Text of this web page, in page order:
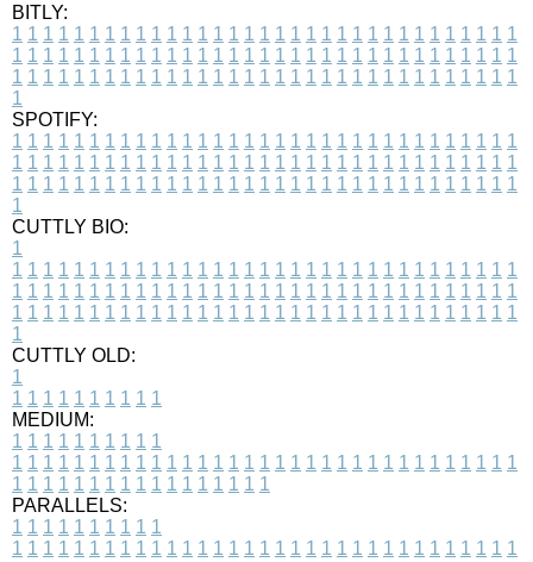
BITLY:
1 1 1 1 1 1 1 1 1 1 1 1 1 1 1 1 1 1 1 1 1 1 1 1 1 1 1 1 1 1 1 1 1
1 1 1 1 1 1 1 1 1 1 1 1 1 1 1 1 1 1 1 1 1 1 1 1 1 1 1 1 1 1 1 1 1
1 1 1 1 1 1 1 1 1 1 1 1 1 1 1 1 1 1 1 1 1 1 1 1 1 1 1 1 1 1 1 1 1
1
SPOTIFY:
1 1 1 1 1 1 1 1 1 1 1 1 1 1 1 1 1 1 1 1 1 1 1 1 1 1 1 1 1 1 1 1 1
1 1 1 1 1 1 1 1 1 1 1 1 1 1 1 1 1 1 1 1 1 1 1 1 1 1 1 1 1 1 1 1 1
1 1 1 1 1 1 1 1 1 1 1 1 1 1 1 1 1 1 1 1 1 1 1 1 1 1 1 1 1 1 1 1 1
1
CUTTLY BIO:
1
1 1 1 1 1 1 1 1 1 1 1 1 1 1 1 1 1 1 1 1 1 1 1 1 1 1 1 1 1 1 1 1 1
1 1 1 1 1 1 1 1 1 1 1 1 1 1 1 1 1 1 1 1 1 1 1 1 1 1 1 1 1 1 1 1 1
1 1 1 1 1 1 1 1 1 1 1 1 1 1 1 1 1 1 1 1 1 1 1 1 1 1 1 1 1 1 1 1 1
1
CUTTLY OLD:
1
1 1 1 1 1 1 1 1 1 1
MEDIUM:
1 1 1 1 1 1 1 1 1 1
1 1 1 1 1 1 1 1 1 1 1 1 1 1 1 1 1 1 1 1 1 1 1 1 1 1 1 1 1 1 1 1 1
1 1 1 1 1 1 1 1 1 1 1 1 1 1 1 1 1
PARALLELS:
1 1 1 1 1 1 1 1 1 1
1 1 1 1 1 1 1 1 1 1 1 1 1 1 1 1 1 1 1 1 1 1 1 1 1 1 1 1 1 1 1 1 1